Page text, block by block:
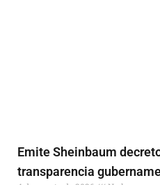
Emite Sheinbaum
transparencia